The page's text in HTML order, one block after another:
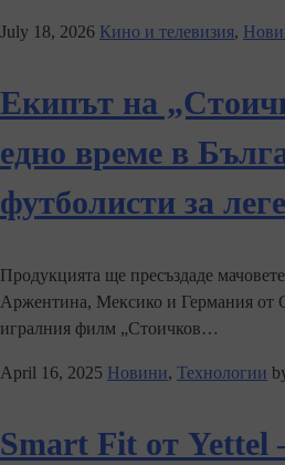
July 18, 2026 Кино и телевизия,
Екипът на
едно време в
футболисти за
Продукцията ще пресъздаде
Аржентина, Мексико и Германия
игралния филм „Стоичков…
April 16, 2025 Новини, Технологии
Smart Fit от Yettel